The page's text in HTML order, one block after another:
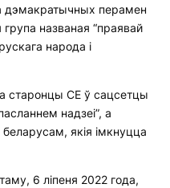
дэмакратычных перамен
група названая “праявай
народа і
старонцы СЕ ў сацсетцы
надзеі”, а
якія імкнуцца
6 ліпеня 2022 года,